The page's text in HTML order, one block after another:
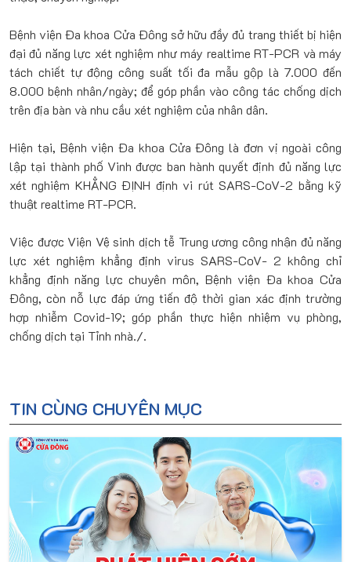
Bệnh viện Đa khoa Cửa Đông sở hữu đầy đủ trang thiết bị hiện
đại đủ năng lực xét nghiệm như máy realtime RT-PCR và máy
tách chiết tự động công suất tối đa mẫu gộp là 7.000 đến
8.000 bệnh nhân/ngày; để góp phần vào công tác chống dịch
trên địa bàn và nhu cầu xét nghiệm của nhân dân.
Hiện tại, Bệnh viện Đa khoa Cửa Đông là đơn vị ngoài công
lập tại thành phố Vinh được ban hành quyết định đủ năng lực
xét nghiệm KHẲNG ĐỊNH định vi rút SARS-CoV-2 bằng kỹ
thuật realtime RT-PCR.
Việc được Viện Vệ sinh dịch tễ Trung ương công nhận đủ năng
lực xét nghiệm khẳng định virus SARS-CoV- 2 không chỉ
khẳng định năng lực chuyên môn, Bệnh viện Đa khoa Cửa
Đông, còn nỗ lực đáp ứng tiến độ thời gian xác định trường
hợp nhiễm Covid-19; góp phần thực hiện nhiệm vụ phòng,
chống dịch tại Tỉnh nhà./.
TIN CÙNG CHUYÊN MỤC